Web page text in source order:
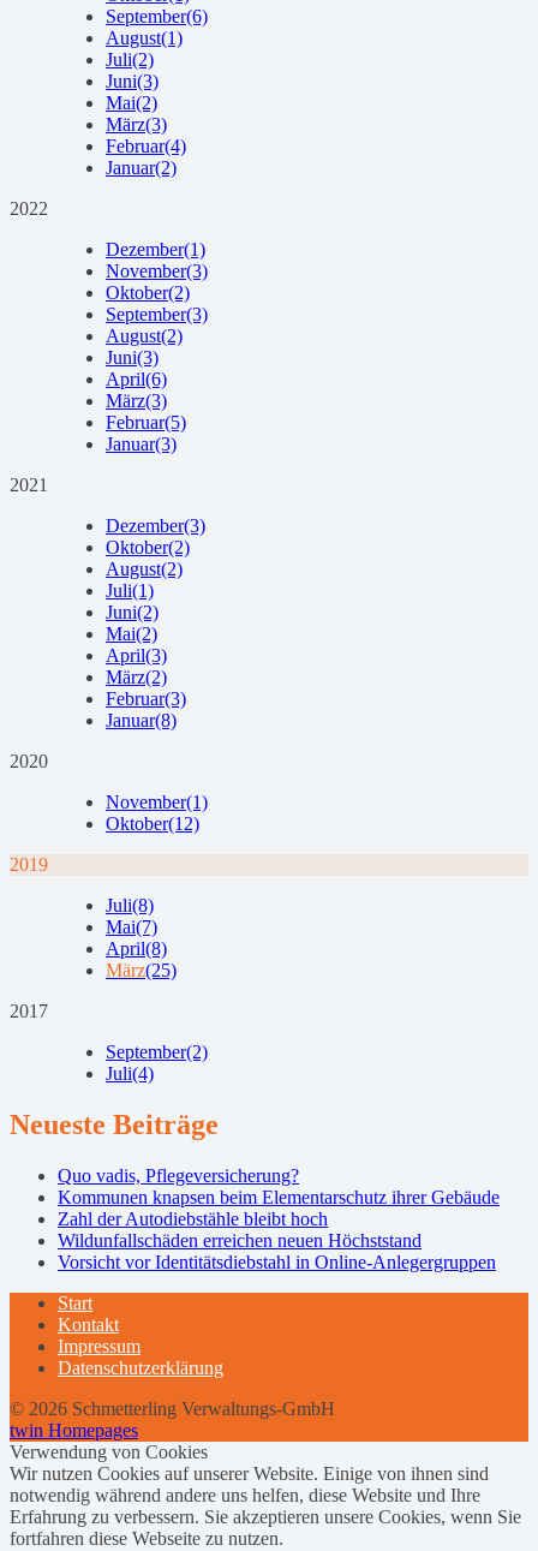
September(6)
August(1)
Juli(2)
Juni(3)
Mai(2)
März(3)
Februar(4)
Januar(2)
2022
Dezember(1)
November(3)
Oktober(2)
September(3)
August(2)
Juni(3)
April(6)
März(3)
Februar(5)
Januar(3)
2021
Dezember(3)
Oktober(2)
August(2)
Juli(1)
Juni(2)
Mai(2)
April(3)
März(2)
Februar(3)
Januar(8)
2020
November(1)
Oktober(12)
2019
Juli(8)
Mai(7)
April(8)
März(25)
2017
September(2)
Juli(4)
Neueste Beiträge
Quo vadis, Pflegeversicherung?
Kommunen knapsen beim Elementarschutz ihrer Gebäude
Zahl der Autodiebstähle bleibt hoch
Wildunfallschäden erreichen neuen Höchststand
Vorsicht vor Identitätsdiebstahl in Online-Anlegergruppen
Start
Kontakt
Impressum
Datenschutzerklärung
© 2026 Schmetterling Verwaltungs-GmbH
twin Homepages
Verwendung von Cookies
Wir nutzen Cookies auf unserer Website. Einige von ihnen sind
notwendig während andere uns helfen, diese Website und Ihre
Erfahrung zu verbessern. Sie akzeptieren unsere Cookies, wenn Sie
fortfahren diese Webseite zu nutzen.